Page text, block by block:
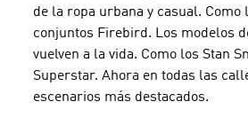
de la ropa urbana y casual. Como
conjuntos Firebird. Los modelos
vuelven a la vida. Como los Stan
Superstar. Ahora en todas las
escenarios más destacados.